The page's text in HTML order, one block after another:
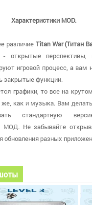
Характеристики MOD.
различие Titan War (Титан
- открытые перспективы,
игровой процесс, а вам
закрытые функции.
графики, то все на
же, как и музыка. Вам
стандартную
МОД. Не забывайте
обновления разных